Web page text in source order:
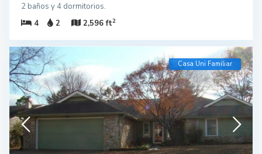
2 baños y 4 dormitorios.
4
2 2,596 ft2
Casa Uni Familiar